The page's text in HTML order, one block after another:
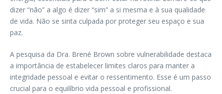
dizer “não” a algo é dizer “sim” a si mesma e à sua qualidade
de vida. Não se sinta culpada por proteger seu espaço e sua
paz.
A pesquisa da Dra. Brené Brown sobre vulnerabilidade destaca
a importância de estabelecer limites claros para manter a
integridade pessoal e evitar o ressentimento. Esse é um passo
crucial para o equilíbrio vida pessoal e profissional.